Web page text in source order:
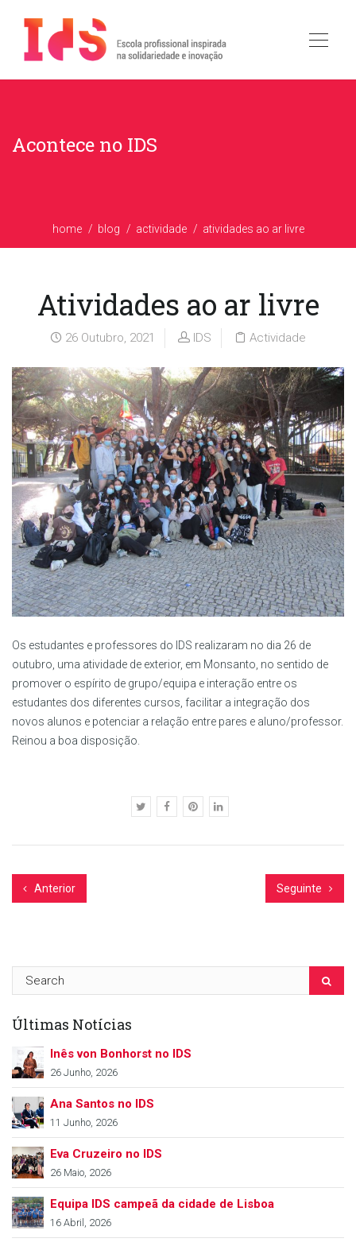
Acontece no IDS
home blog actividade atividades ao ar livre
Atividades ao ar livre
26 Outubro, 2021 IDS Actividade
Os estudantes e professores do IDS realizaram no dia 26 de
outubro, uma atividade de exterior, em Monsanto, no sentido de
promover o espírito de grupo/equipa e interação entre os
estudantes dos diferentes cursos, facilitar a integração dos
novos alunos e potenciar a relação entre pares e aluno/professor.
Reinou a boa disposição.
Anterior Seguinte
Últimas Notícias
Inês von Bonhorst no IDS
26 Junho, 2026
Ana Santos no IDS
11 Junho, 2026
Eva Cruzeiro no IDS
26 Maio, 2026
Equipa IDS campeã da cidade de Lisboa
16 Abril, 2026